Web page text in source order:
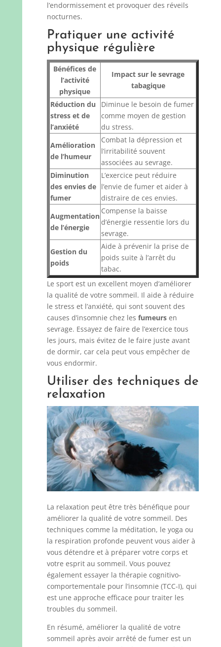
l’endormissement et provoquer des réveils
nocturnes.
Pratiquer une activité
physique régulière
Bénéfices de
l’activité
physique
Impact sur le sevrage
tabagique
Réduction du
stress et de
l’anxiété
Diminue le besoin de fumer
comme moyen de gestion
du stress.
Amélioration
de l’humeur
Combat la dépression et
l’irritabilité souvent
associées au sevrage.
Diminution
des envies de
fumer
L’exercice peut réduire
l’envie de fumer et aider à
distraire de ces envies.
Augmentation
de l’énergie
Compense la baisse
d’énergie ressentie lors du
sevrage.
Gestion du
poids
Aide à prévenir la prise de
poids suite à l’arrêt du
tabac.
Le sport est un excellent moyen d’améliorer
la qualité de votre sommeil. Il aide à réduire
le stress et l’anxiété, qui sont souvent des
causes d’insomnie chez les fumeursen
sevrage. Essayez de faire de l’exercice tous
les jours, mais évitez de le faire juste avant
de dormir, car cela peut vous empêcher de
vous endormir.
Utiliser des techniques de
relaxation
La relaxation peut être très bénéfique pour
améliorer la qualité de votre sommeil. Des
techniques comme la méditation, le yoga ou
la respiration profonde peuvent vous aider à
vous détendre et à préparer votre corps et
votre esprit au sommeil. Vous pouvez
également essayer la thérapie cognitivo-
comportementale pour l’insomnie (TCC-I), qui
est une approche efficace pour traiter les
troubles du sommeil.
En résumé, améliorer la qualité de votre
sommeil après avoir arrêté de fumer est un